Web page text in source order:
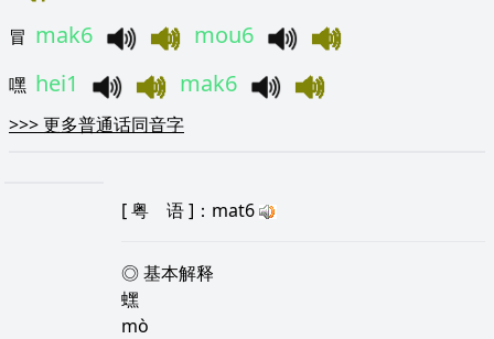
冒 mak6 mou6
嘿 hei1 mak6
>>>更多普通话同音字
[粤 语]：mat6
◎ 基本解释
蟔
mò